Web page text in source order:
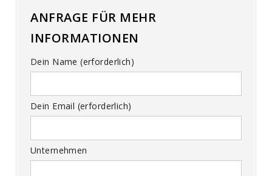
ANFRAGE FÜR MEHR
INFORMATIONEN
Dein Name (erforderlich)
Dein Email (erforderlich)
Unternehmen